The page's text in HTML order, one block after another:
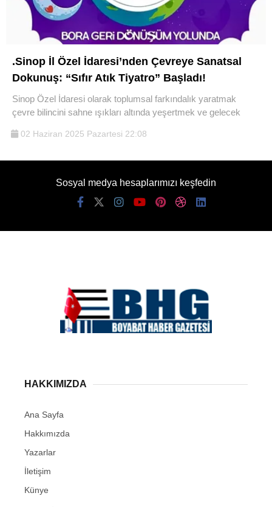
WhatsApp İhbar
Hattı
Pinterest
.Sinop İl Özel İdaresi’nden Çevreye Sanatsal
Dokunuş: “Sıfır Atık Tiyatro” Başladı!
Sinop Özel İdaresi olarak toplumsal farkındalık yaratmak
çevre bilincini sahne ışıkları altında yeşertmek ve gelecek
02 Haziran 2025 Pazartesi 22:08
Sosyal medya hesaplarımızı keşfedin
HAKKIMIZDA
Ana Sayfa
Hakkımızda
Yazarlar
İletişim
Künye